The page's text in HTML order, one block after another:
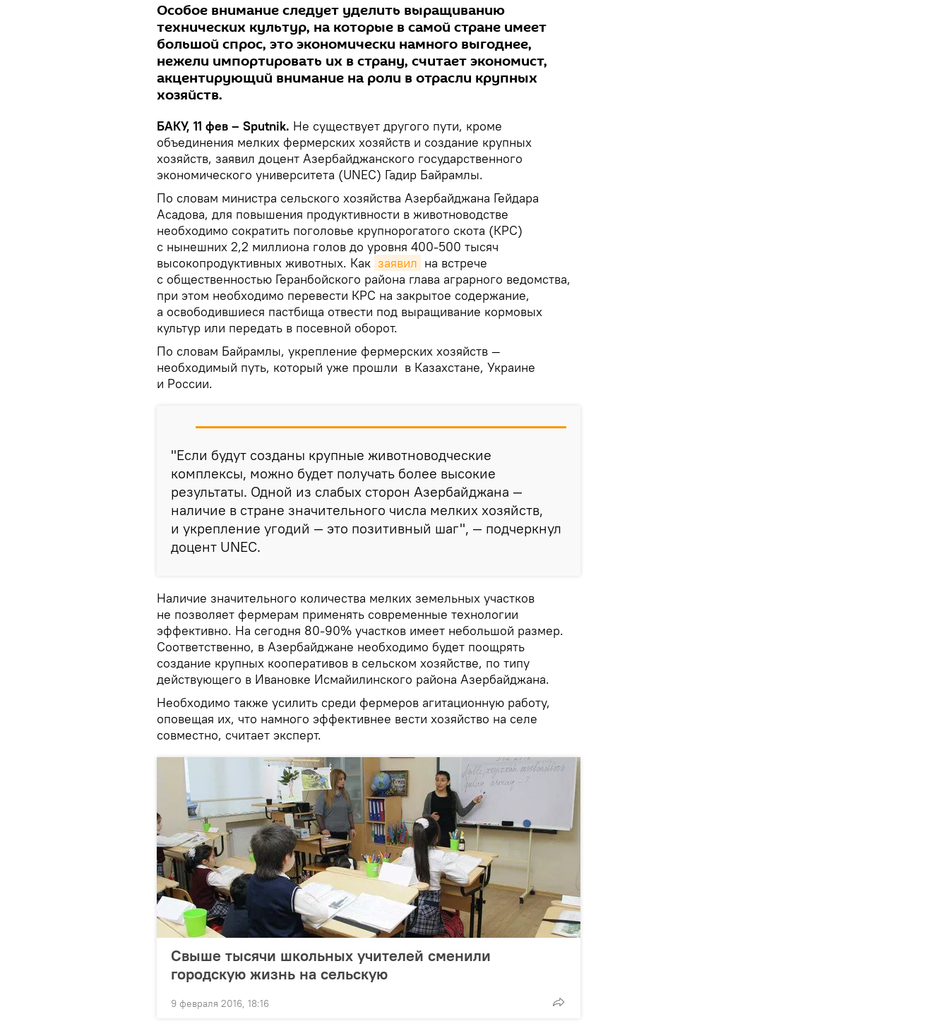
Особое внимание следует уделить выращиванию
технических культур, на которые в самой стране имеет
большой спрос, это экономически намного выгоднее,
нежели импортировать их в страну, считает экономист,
акцентирующий внимание на роли в отрасли крупных
хозяйств.
БАКУ, 11 фев – Sputnik. Не существует другого пути, кроме
объединения мелких фермерских хозяйств и создание крупных
хозяйств, заявил доцент Азербайджанского государственного
экономического университета (UNEC) Гадир Байрамлы.
По словам министра сельского хозяйства Азербайджана Гейдара
Асадова, для повышения продуктивности в животноводстве
необходимо сократить поголовье крупнорогатого скота (КРС)
с нынешних 2,2 миллиона голов до уровня 400-500 тысяч
высокопродуктивных животных. Как заявил на встрече
с общественностью Геранбойского района глава аграрного ведомства,
при этом необходимо перевести КРС на закрытое содержание,
а освободившиеся пастбища отвести под выращивание кормовых
культур или передать в посевной оборот.
По словам Байрамлы, укрепление фермерских хозяйств —
необходимый путь, который уже прошли в Казахстане, Украине
и России.
"Если будут созданы крупные животноводческие
комплексы, можно будет получать более высокие
результаты. Одной из слабых сторон Азербайджана —
наличие в стране значительного числа мелких хозяйств,
и укрепление угодий — это позитивный шаг", — подчеркнул
доцент UNEC.
Наличие значительного количества мелких земельных участков
не позволяет фермерам применять современные технологии
эффективно. На сегодня 80-90% участков имеет небольшой размер.
Соответственно, в Азербайджане необходимо будет поощрять
создание крупных кооперативов в сельском хозяйстве, по типу
действующего в Ивановке Исмайилинского района Азербайджана.
Необходимо также усилить среди фермеров агитационную работу,
оповещая их, что намного эффективнее вести хозяйство на селе
совместно, считает эксперт.
Свыше тысячи школьных учителей сменили
городскую жизнь на сельскую
9 февраля 2016, 18:16